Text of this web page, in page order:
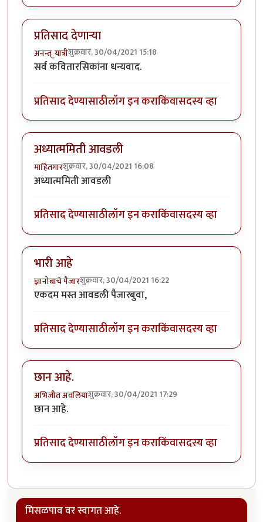
प्रतिसाद देणार्‍या
अनन्त्_यात्रीशुक्रवार, 30/04/2021 15:18
सर्व कवितारसिकांना धन्यवाद.
प्रतिसाद देण्यासाठीलॉग इन कराकिंवासदस्य व्हा
अध्यात्ममिती आवडली
माहितगारशुक्रवार, 30/04/2021 16:08
अध्यात्ममिती आवडली
प्रतिसाद देण्यासाठीलॉग इन कराकिंवासदस्य व्हा
भारी आहे
ज्ञानोबाचे पैजारशुक्रवार, 30/04/2021 16:22
एकदम मस्त आवडली पैजारबुवा,
प्रतिसाद देण्यासाठीलॉग इन कराकिंवासदस्य व्हा
छान आहे.
अभिजीत अवलियाशुक्रवार, 30/04/2021 17:29
छान आहे.
प्रतिसाद देण्यासाठीलॉग इन कराकिंवासदस्य व्हा
मिसळपाव वर स्वागत आहे.